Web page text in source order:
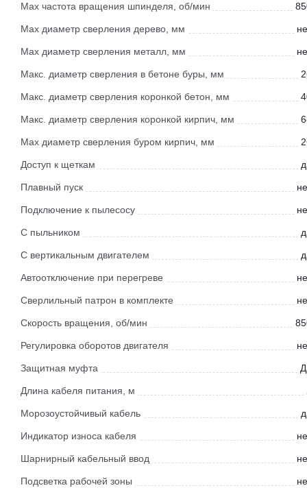
Max частота вращения шпинделя, об/мин
Мах диаметр сверления дерево, мм
Max диаметр сверления металл, мм
Макс. диаметр сверления в бетоне буры, мм
Макс. диаметр сверления коронкой бетон, мм
Макс. диаметр сверления коронкой кирпич, мм
Max диаметр сверления буром кирпич, мм
Доступ к щеткам
Плавный пуск
Подключение к пылесосу
С пыльником
С вертикальным двигателем
Автоотключение при перегреве
Сверлильный патрон в комплекте
Скорость вращения, об/мин
Регулировка оборотов двигателя
Защитная муфта
Длина кабеля питания, м
Морозоустойчивый кабель
Индикатор износа кабеля
Шарнирный кабельный ввод
Подсветка рабочей зоны